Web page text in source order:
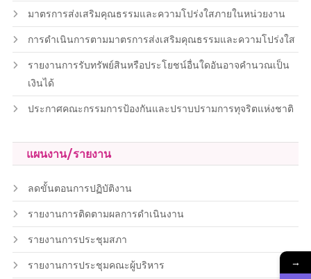
มาตรการส่งเสริมคุณธรรมและความโปร่งใสภายในหน่วยงาน
การดำเนินการตามมาตรการส่งเสริมคุณธรรมและความโปร่งใส
รายงานการรับทรัพย์สินหรือประโยชน์อื่นใดอันอาจคำนวณเป็น
เงินได้
ประกาศคณะกรรมการป้องกันและปราบปรามการทุจริตแห่งชาติ
แผนงาน/รายงาน
ลดขั้นตอนการปฏิบัติงาน
รายงานการติดตามผลการดำเนินงาน
รายงานการประชุมสภา
รายงานการประชุมคณะผู้บริหาร →